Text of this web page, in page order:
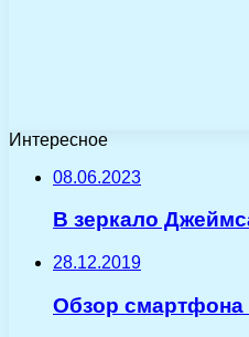
Интересное
08.06.2023
В зеркало
28.12.2019
Обзор смартфона